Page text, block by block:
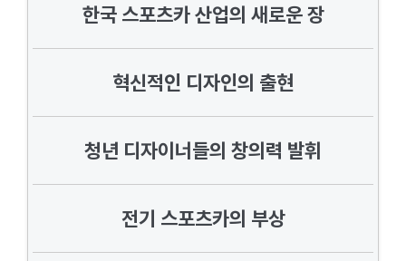
한국 스포츠카 산업의 새로운 장
혁신적인 디자인의 출현
청년 디자이너들의 창의력 발휘
전기 스포츠카의 부상